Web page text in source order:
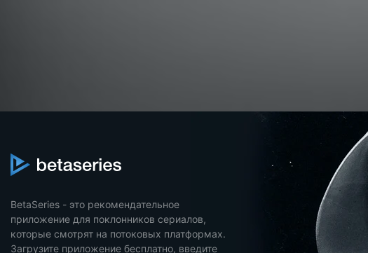
BetaSeries - это рекомендательное
приложение для поклонников сериалов,
которые смотрят на потоковых платформах.
Загрузите приложение бесплатно, введите